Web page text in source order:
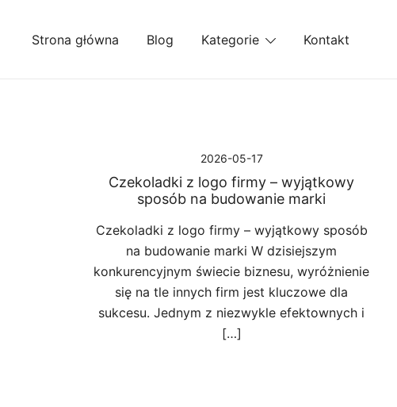
Strona główna Blog Kategorie Kontakt
2026-05-17
Czekoladki z logo firmy – wyjątkowy
sposób na budowanie marki
Czekoladki z logo firmy – wyjątkowy sposób
na budowanie marki W dzisiejszym
konkurencyjnym świecie biznesu, wyróżnienie
się na tle innych firm jest kluczowe dla
sukcesu. Jednym z niezwykle efektownych i
[…]